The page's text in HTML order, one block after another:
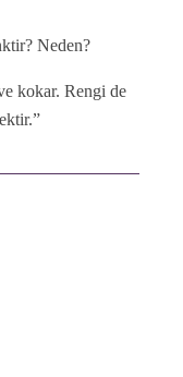
Neden?
kokar. Rengi de